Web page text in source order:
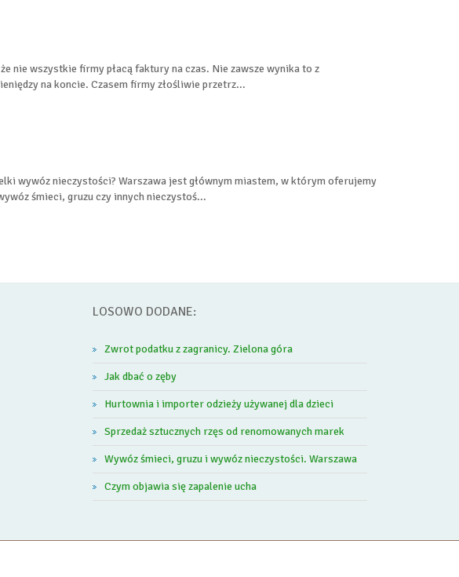
nie wszystkie firmy płacą faktury na czas. Nie zawsze wynika to z
na koncie. Czasem firmy złośliwie przetrz...
wywóz nieczystości? Warszawa jest głównym miastem, w którym oferujemy
śmieci, gruzu czy innych nieczystoś...
LOSOWO DODANE:
Zwrot podatku z zagranicy. Zielona góra
Jak dbać o zęby
Hurtownia i importer odzieży używanej dla dzieci
Sprzedaż sztucznych rzęs od renomowanych marek
Wywóz śmieci, gruzu i wywóz nieczystości. Warszawa
Czym objawia się zapalenie ucha